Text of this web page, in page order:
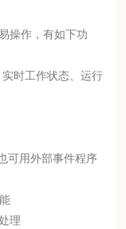
操作，有如下功
时工作状态、运行
可用外部事件程序
理